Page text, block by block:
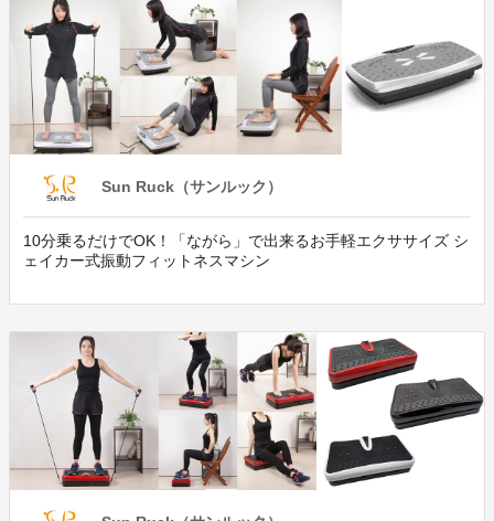
Sun Ruck（サンルック）
10分乗るだけでOK！「ながら」で出来るお手軽エクササイズ シ
ェイカー式振動フィットネスマシン